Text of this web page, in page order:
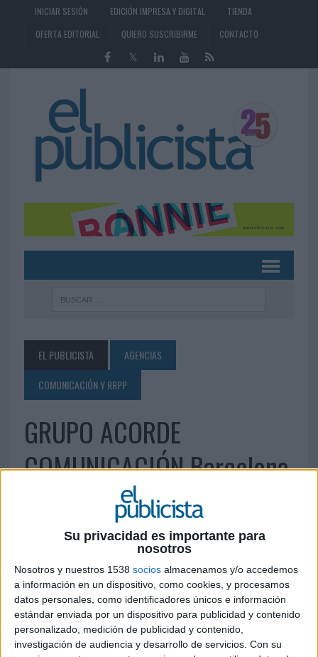
Su privacidad es importante para
nosotros
Nosotros y nuestros 1538 socios almacenamos y/o accedemos
a información en un dispositivo, como cookies, y procesamos
datos personales, como identificadores únicos e información
estándar enviada por un dispositivo para publicidad y contenido
personalizado, medición de publicidad y contenido,
investigación de audiencia y desarrollo de servicios. Con su
INICIAR SESIÓN EDICIÓN IMPRESA Y DIGITAL
TIENDA
OFERTA EDITORIAL
QUIERO SUSCRIBIRME CONTACTO
EL PUBLICISTA
AGENCIAS
COMUNICACIÓN Y RRPP
GRUPO ACORDE
COMUNICACIÓN Barcelona
23 DE MARZO DE 2013
Parc Tecnologic del Vallés Local 108 08290
Cerdanyola del Vallés (Barcelona) Teléfono: 935
82 44 51 Fax: 935 82 44 52
marketing@grupoacorde.es
www.grupoacorde.es
IMPRIMIR